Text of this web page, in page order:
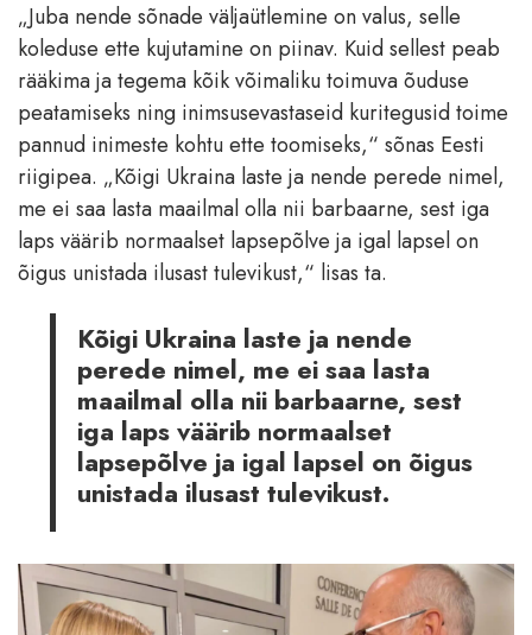
„Juba nende sõnade väljaütlemine on valus, selle
koleduse ette kujutamine on piinav. Kuid sellest peab
rääkima ja tegema kõik võimaliku toimuva õuduse
peatamiseks ning inimsusevastaseid kuritegusid toime
pannud inimeste kohtu ette toomiseks,“ sõnas Eesti
riigipea. „Kõigi Ukraina laste ja nende perede nimel,
me ei saa lasta maailmal olla nii barbaarne, sest iga
laps väärib normaalset lapsepõlve ja igal lapsel on
õigus unistada ilusast tulevikust,“ lisas ta.
Kõigi Ukraina laste ja nende
perede nimel, me ei saa lasta
maailmal olla nii barbaarne, sest
iga laps väärib normaalset
lapsepõlve ja igal lapsel on õigus
unistada ilusast tulevikust.